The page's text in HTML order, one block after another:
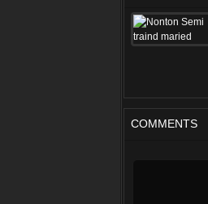
COMMENTS